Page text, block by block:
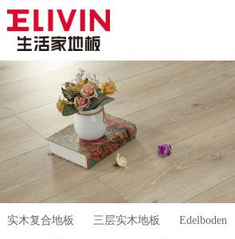
实木复合地板 三层实木地板 Edelboden